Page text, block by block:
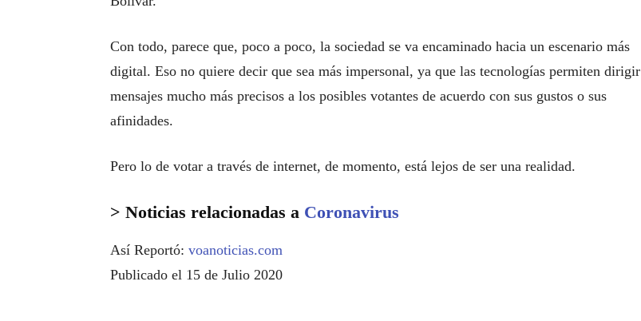
Con todo, parece que, poco a poco, la sociedad se va encaminado hacia un escenario más
digital. Eso no quiere decir que sea más impersonal, ya que las tecnologías permiten dirigir
mensajes mucho más precisos a los posibles votantes de acuerdo con sus gustos o sus
afinidades.
Pero lo de votar a través de internet, de momento, está lejos de ser una realidad.
> Noticias relacionadas a Coronavirus
Así Reportó: voanoticias.com
Publicado el 15 de Julio 2020